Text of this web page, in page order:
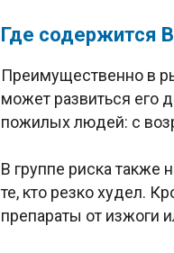
Где содержится
Преимущественно в
может развиться его
пожилых людей: с
В группе риска
те, кто резко худел.
препараты от изжоги